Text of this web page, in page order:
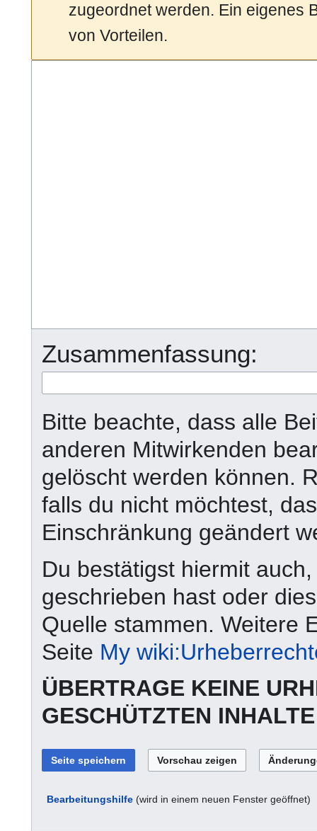
zugeordnet werden. Ein eigenes
von Vorteilen.
Zusammenfassung:
Bitte beachte, dass alle
anderen Mitwirkenden
gelöscht werden können.
falls du nicht möchtest,
Einschränkung geändert
Du bestätigst hiermit
geschrieben hast oder
Quelle stammen. Weitere
Seite My
ÜBERTRAGE KEINE
GESCHÜTZTEN
Bearbeitungshilfe (wird in einem neuen Fenster geöffnet)